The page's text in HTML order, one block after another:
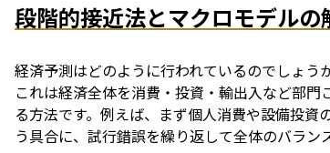
段階的接近法とマクロモデルの
経済予測はどのように行われているのでしょう
これは経済全体を消費・投資・輸出入など部
る方法です。例えば、まず個人消費や設備投
う具合に、試行錯誤を繰り返して全体のバラン